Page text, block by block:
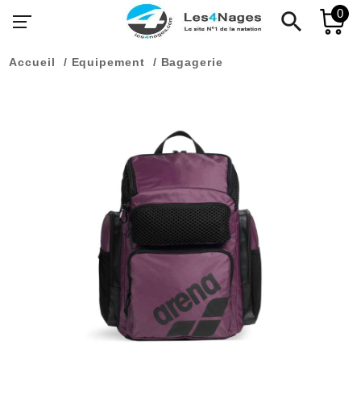
search 0
Accueil Equipement Bagagerie